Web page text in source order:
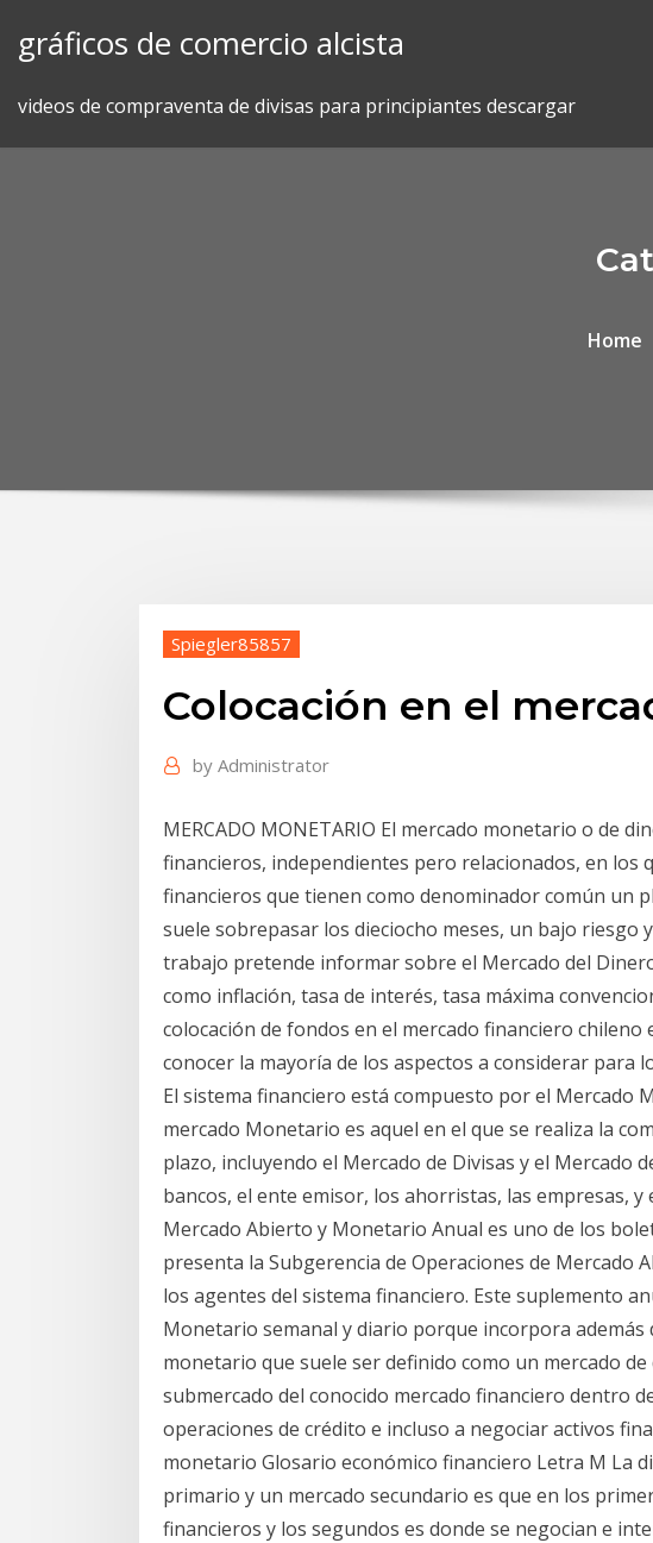
gráficos de comercio alcista
videos de compraventa de divisas para principiantes descargar
Home
Spiegler85857
Colocación en el
by Administrator
MERCADO MONETARIO El mercado monetario o de
financieros, independientes pero relacionados, en los
financieros que tienen como denominador común un
suele sobrepasar los dieciocho meses, un bajo riesgo
trabajo pretende informar sobre el Mercado del
como inflación, tasa de interés, tasa máxima
colocación de fondos en el mercado financiero
conocer la mayoría de los aspectos a considerar para
El sistema financiero está compuesto por el Mercado
mercado Monetario es aquel en el que se realiza la
plazo, incluyendo el Mercado de Divisas y el Mercado
bancos, el ente emisor, los ahorristas, las empresas,
Mercado Abierto y Monetario Anual es uno de los
presenta la Subgerencia de Operaciones de Mercado
los agentes del sistema financiero. Este suplemento
Monetario semanal y diario porque incorpora además
monetario que suele ser definido como un mercado
submercado del conocido mercado financiero dentro
operaciones de crédito e incluso a negociar activos
monetario Glosario económico financiero Letra M La
primario y un mercado secundario es que en los
financieros y los segundos es donde se negocian e